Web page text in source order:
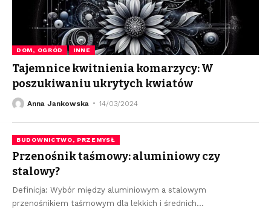
DOM, OGRÓD INNE
Tajemnice kwitnienia komarzycy: W
poszukiwaniu ukrytych kwiatów
Anna Jankowska 14/03/2024
BUDOWNICTWO, PRZEMYSŁ
Przenośnik taśmowy: aluminiowy czy
stalowy?
Definicja: Wybór między aluminiowym a stalowym
przenośnikiem taśmowym dla lekkich i średnich…